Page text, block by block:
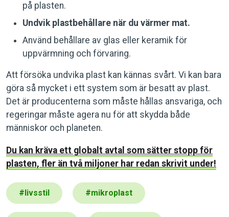
på plasten.
Undvik plastbehållare när du värmer mat.
Använd behållare av glas eller keramik för
uppvärmning och förvaring.
Att försöka undvika plast kan kännas svårt. Vi kan bara
göra så mycket i ett system som är besatt av plast.
Det är producenterna som måste hållas ansvariga, och
regeringar måste agera nu för att skydda både
människor och planeten.
Du kan kräva ett globalt avtal som sätter stopp för
plasten, fler än två miljoner har redan skrivit under!
#livsstil #mikroplast